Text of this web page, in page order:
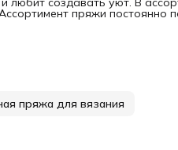
пряжи постоянно
пряжа для вязания